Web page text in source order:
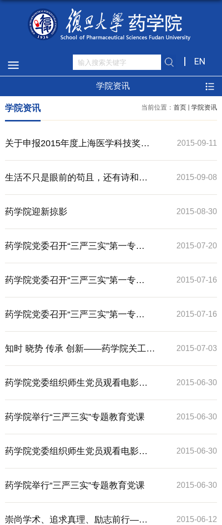
EN
学院资讯
当前位置： 首页 学院资讯
学院资讯
关于申报2015年度上海医学科技奖的
通知
2015-09-11
生活不只是眼前的苟且，还有诗和远
方
2015-09-08
药学院迎新掠影 2015-08-30
药学院党委召开“三严三实”第一专
题“严以修身”学习研讨会
2015-07-20
药学院党委召开“三严三实”第一专
题“严以修身”学习研讨会
2015-07-16
药学院党委召开“三严三实”第一专
题“严以修身”学习研讨会
2015-07-16
知时 晓势 传承 创新——药学院关工委
分会邀请钱冬生老师作形势报告
2015-07-03
药学院党委组织师生党员观看电影
《旋风九日》
2015-06-30
药学院举行“三严三实”专题教育党课 2015-06-30
药学院党委组织师生党员观看电影
《旋风九日》
2015-06-30
药学院举行“三严三实”专题教育党课 2015-06-30
崇尚学术、追求真理、励志前行—— 2015-06-12